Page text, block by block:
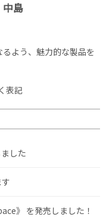
中島
よう、魅力的な製品を
表記
した
》 を発売しました！